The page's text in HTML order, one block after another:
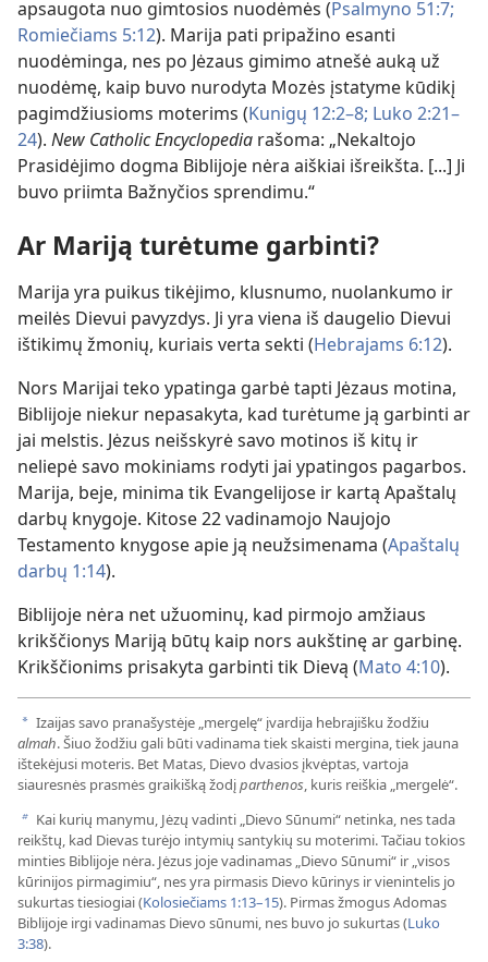
apsaugota nuo gimtosios nuodėmės (Psalmyno 51:7;
Romiečiams 5:12). Marija pati pripažino esanti
nuodėminga, nes po Jėzaus gimimo atnešė auką už
nuodėmę, kaip buvo nurodyta Mozės įstatyme kūdikį
pagimdžiusioms moterims (Kunigų 12:2–8; Luko 2:21–
24). New Catholic Encyclopedia rašoma: „Nekaltojo
Prasidėjimo dogma Biblijoje nėra aiškiai išreikšta. [...] Ji
buvo priimta Bažnyčios sprendimu.“
Ar Mariją turėtume garbinti?
Marija yra puikus tikėjimo, klusnumo, nuolankumo ir
meilės Dievui pavyzdys. Ji yra viena iš daugelio Dievui
ištikimų žmonių, kuriais verta sekti (Hebrajams 6:12).
Nors Marijai teko ypatinga garbė tapti Jėzaus motina,
Biblijoje niekur nepasakyta, kad turėtume ją garbinti ar
jai melstis. Jėzus neišskyrė savo motinos iš kitų ir
neliepė savo mokiniams rodyti jai ypatingos pagarbos.
Marija, beje, minima tik Evangelijose ir kartą Apaštalų
darbų knygoje. Kitose 22 vadinamojo Naujojo
Testamento knygose apie ją neužsimenama (Apaštalų
darbų 1:14).
Biblijoje nėra net užuominų, kad pirmojo amžiaus
krikščionys Mariją būtų kaip nors aukštinę ar garbinę.
Krikščionims prisakyta garbinti tik Dievą (Mato 4:10).
a Izaijas savo pranašystėje „mergelę“ įvardija hebrajišku žodžiu
almah. Šiuo žodžiu gali būti vadinama tiek skaisti mergina, tiek jauna
ištekėjusi moteris. Bet Matas, Dievo dvasios įkvėptas, vartoja
siauresnės prasmės graikišką žodįparthenos, kuris reiškia „mergelė“.
b Kai kurių manymu, Jėzų vadinti „Dievo Sūnumi“ netinka, nes tada
reikštų, kad Dievas turėjo intymių santykių su moterimi. Tačiau tokios
minties Biblijoje nėra. Jėzus joje vadinamas „Dievo Sūnumi“ ir „visos
kūrinijos pirmagimiu“, nes yra pirmasis Dievo kūrinys ir vienintelis jo
sukurtas tiesiogiai (Kolosiečiams 1:13–15). Pirmas žmogus Adomas
Biblijoje irgi vadinamas Dievo sūnumi, nes buvo jo sukurtas (Luko
3:38).